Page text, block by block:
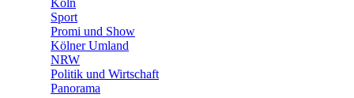
Köln
Sport
Promi und Show
Kölner Umland
NRW
Politik und Wirtschaft
Panorama